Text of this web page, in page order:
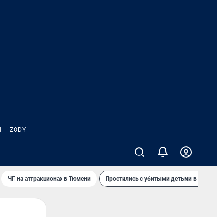
ZODY
ЧП на аттракционах в Тюмени Простились с убитыми детьми в